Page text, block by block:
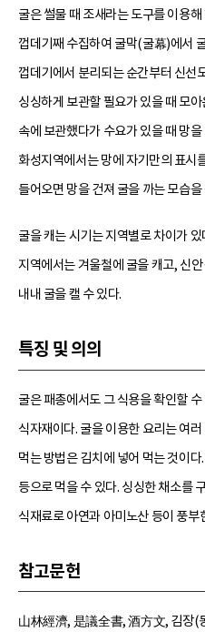
굴은 썰물 때 조새라는 도구를 이용
껍데기째 수집하여 굴막(굴幕)에서
껍데기에서 분리되는 순간부터 신선
싱싱하게 보관할 필요가 있을 때 모
속에 보관했다가 수요가 있을 때 망
화성지역에서는 망에 자기만의 표시
들어오면 망을 건져 굴을 까는 모습을
굴을 캐는 시기는 지역별로 차이가
지역에서는 겨울철에 굴을 캐고, 신
내내 굴을 캘 수 있다.
특징 및 의의
굴은 패총에서도 그 식용을 확인할
식자재이다. 굴을 이용한 요리는 여
먹는 방법은 김치에 넣어 먹는 것이
등으로 먹을 수 있다. 싱싱한 채소를
식재료로 아연과 아미노산 등이 풍부
참고문헌
山林經濟, 是議全書, 酒方文, 김장(